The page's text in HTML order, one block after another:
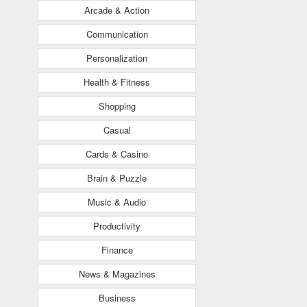
Arcade & Action
Communication
Personalization
Health & Fitness
Shopping
Casual
Cards & Casino
Brain & Puzzle
Music & Audio
Productivity
Finance
News & Magazines
Business